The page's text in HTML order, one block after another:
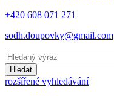
+420 608 071 271
sodh.doupovky@gmail.com
Hledat
rozšířené vyhledávání